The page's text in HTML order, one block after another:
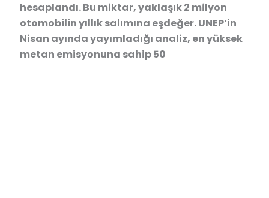
hesaplandı. Bu miktar, yaklaşık 2 milyon
otomobilin yıllık salımına eşdeğer. UNEP’in
Nisan ayında yayımladığı analiz, en yüksek
metan emisyonuna sahip 50